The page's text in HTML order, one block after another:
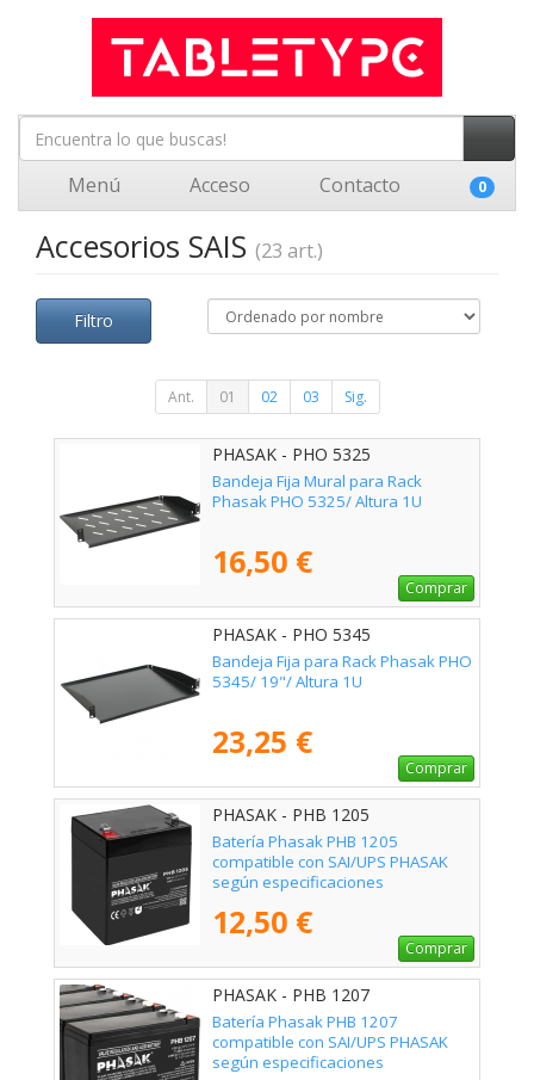
Menú Acceso Contacto 0
Accesorios SAIS (23 art.)
Filtro
Ant. 01 02 03 Sig.
PHASAK - PHO 5325
Bandeja Fija Mural para Rack
Phasak PHO 5325/ Altura 1U
16,50 €
Comprar
PHASAK - PHO 5345
Bandeja Fija para Rack Phasak PHO
5345/ 19"/ Altura 1U
23,25 €
Comprar
PHASAK - PHB 1205
Batería Phasak PHB 1205
compatible con SAI/UPS PHASAK
según especificaciones
12,50 €
Comprar
PHASAK - PHB 1207
Batería Phasak PHB 1207
compatible con SAI/UPS PHASAK
según especificaciones